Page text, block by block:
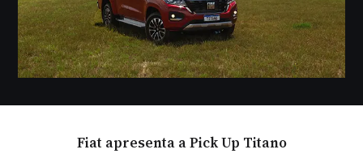
Fiat apresenta a Pick Up Titano